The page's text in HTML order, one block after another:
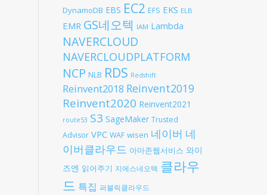
DynamoDB EBS EC2 EFS EKS ELB
EMR GS네오텍 IAM Lambda
NAVERCLOUD
NAVERCLOUDPLATFORM
NCP NLB RDS Redshift
Reinvent2018 Reinvent2019
Reinvent2020 Reinvent2021
route53 S3 SageMaker Trusted
Advisor VPC WAF wisen 네이버 네
이버클라우드 아마존웹서비스 와이
즈엔 읽어주기 지에스네오텍 클라우
드 특집 퍼블릭클라우드